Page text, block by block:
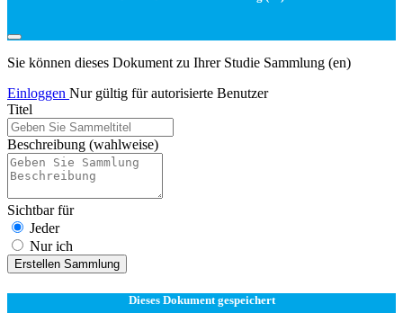
Sie können dieses Dokument zu Ihrer Studie Sammlung (en)
Einloggen Nur gültig für autorisierte Benutzer
Titel
Beschreibung (wahlweise)
Sichtbar für
Jeder
Nur ich
Erstellen Sammlung
Dieses Dokument gespeichert